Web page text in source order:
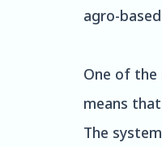
agro-
One of the
means
The